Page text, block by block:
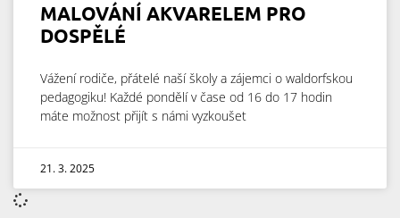
MALOVÁNÍ AKVARELEM PRO
DOSPĚLÉ
Vážení rodiče, přátelé naší školy a zájemci o waldorfskou
pedagogiku! Každé pondělí v čase od 16 do 17 hodin
máte možnost přijít s námi vyzkoušet
21. 3. 2025